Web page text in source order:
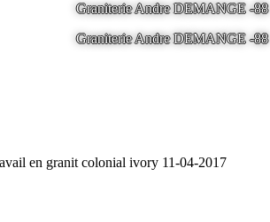
Graniterie Andre DEMANGE -88
Graniterie Andre DEMANGE -88
en granit colonial ivory 11-04-2017